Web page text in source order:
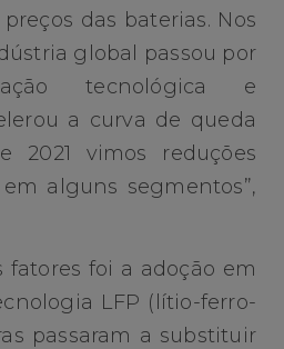
das baterias. Nos
global passou por
tecnológica e
a curva de queda
2021 vimos reduções
alguns segmentos”,
fatores foi a adoção em
LFP (lítio-ferro-
passaram a substituir